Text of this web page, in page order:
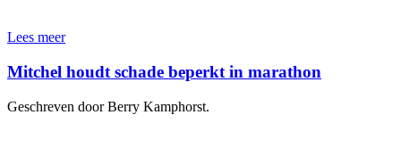
Lees meer
Mitchel houdt schade beperkt in marathon
Geschreven door Berry Kamphorst.